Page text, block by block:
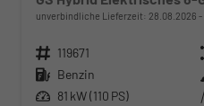
unverbindliche Lieferzeit: 28.08.2026
Fahrzeugnr. 119671
Kraftstoff Benzin
Leistung 81 kW (110 PS)